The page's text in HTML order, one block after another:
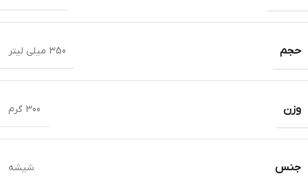
حجم 350 میلی لیتر
وزن 300 گرم
جنس شیشه